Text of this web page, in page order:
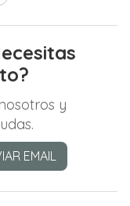
y
EMAIL